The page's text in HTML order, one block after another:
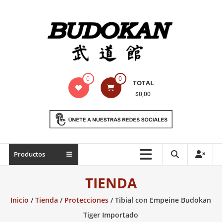
Indumentaria
marciales
Todo
necesario
de
0 0 TOTAL
$0,00
Productos
TIENDA
Inicio /Tienda / Protecciones / Tibial con Empeine Budokan
Tiger Importado